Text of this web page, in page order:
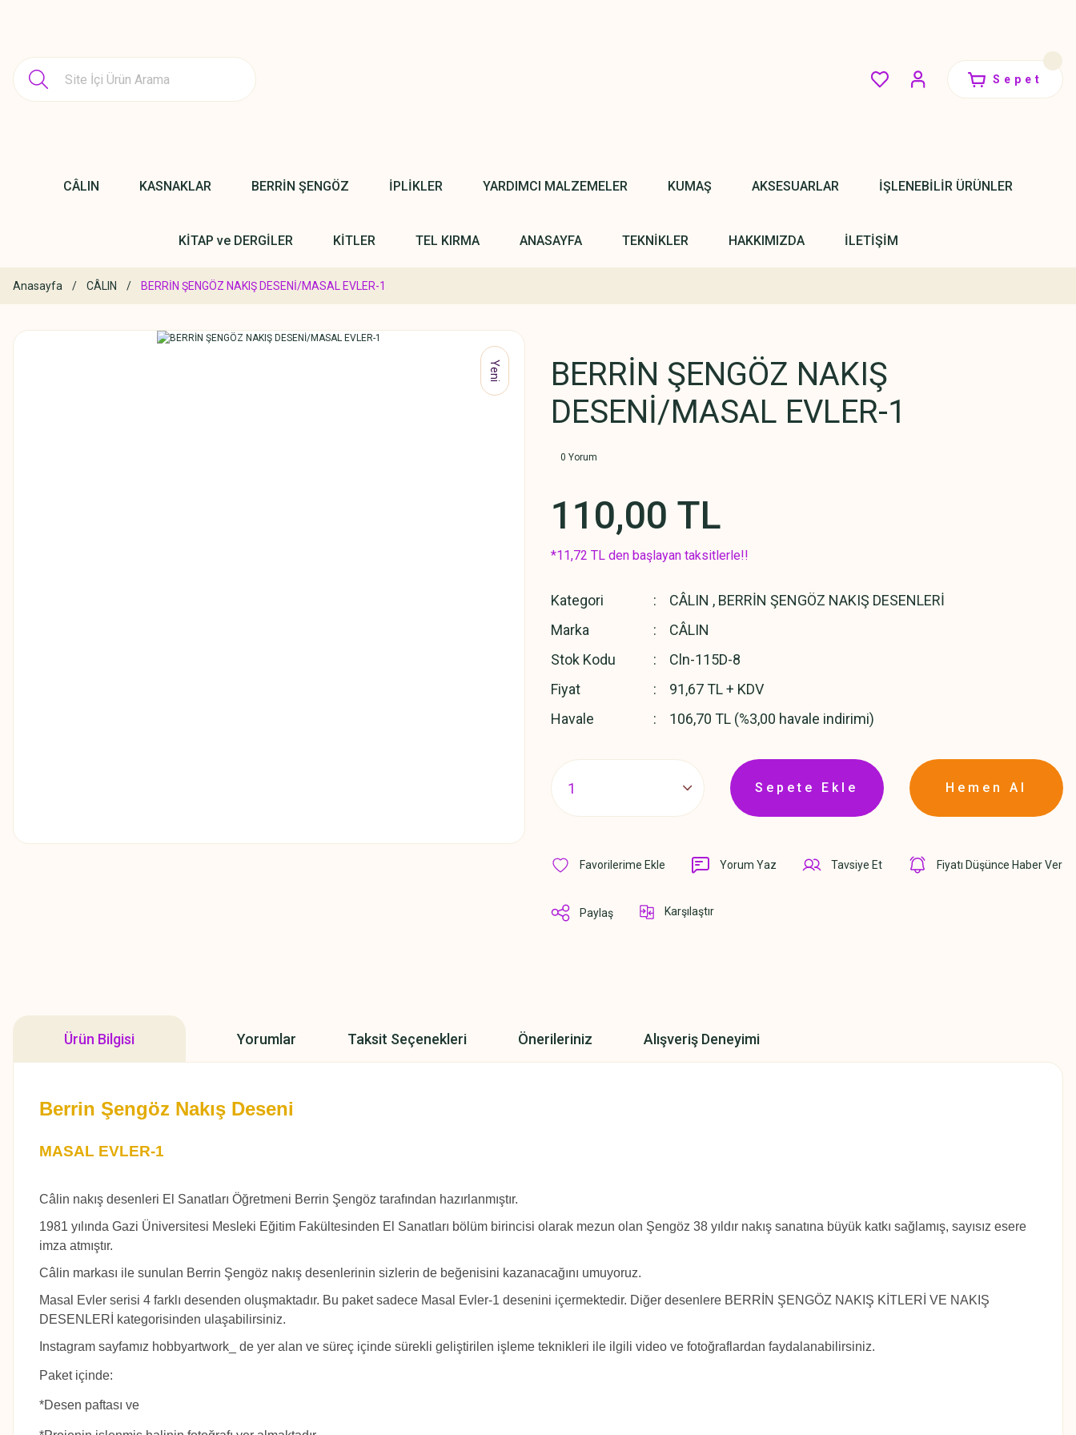
Sepet
CÂLIN KASNAKLAR BERRİN ŞENGÖZ İPLİKLER YARDIMCI MALZEMELER KUMAŞ AKSESUARLAR İŞLENEBİLİR ÜRÜNLER
KİTAP ve DERGİLER KİTLER TEL KIRMA ANASAYFA TEKNİKLER HAKKIMIZDA İLETİŞİM
Anasayfa CÂLIN BERRİN ŞENGÖZ NAKIŞ DESENİ/MASAL EVLER-1
Yeni
BERRİN ŞENGÖZ NAKIŞ
DESENİ/MASAL EVLER-1
0 Yorum
110,00 TL
*11,72 TL den başlayan taksitlerle!!
Kategori CÂLIN , BERRİN ŞENGÖZ NAKIŞ DESENLERİ
Marka
CÂLIN
Stok Kodu
Cln-115D-8
Fiyat
91,67 TL + KDV
Havale
106,70 TL (%3,00 havale indirimi)
Sepete Ekle Hemen Al
Yorum Yaz Tavsiye Et Fiyatı Düşünce Haber Ver
Paylaş Karşılaştır
Ürün Bilgisi Yorumlar Taksit Seçenekleri Önerileriniz Alışveriş Deneyimi
Berrin Şengöz Nakış Deseni
MASAL EVLER-1
Câlin nakış desenleri El Sanatları Öğretmeni Berrin Şengöz tarafından hazırlanmıştır.
1981 yılında Gazi Üniversitesi Mesleki Eğitim Fakültesinden El Sanatları bölüm birincisi olarak mezun olan Şengöz 38 yıldır nakış sanatına büyük katkı sağlamış, sayısız esere
imza atmıştır.
Câlin markası ile sunulan Berrin Şengöz nakış desenlerinin sizlerin de beğenisini kazanacağını umuyoruz.
Masal Evler serisi 4 farklı desenden oluşmaktadır. Bu paket sadece Masal Evler-1 desenini içermektedir. Diğer desenlere BERRİN ŞENGÖZ NAKIŞ KİTLERİ VE NAKIŞ
DESENLERİ
kategorisinden ulaşabilirsiniz.
Instagram sayfamız hobbyartwork_ de yer alan ve süreç içinde sürekli geliştirilen işleme teknikleri ile ilgili video ve fotoğraflardan faydalanabilirsiniz.
Paket içinde:
*Desen paftası ve